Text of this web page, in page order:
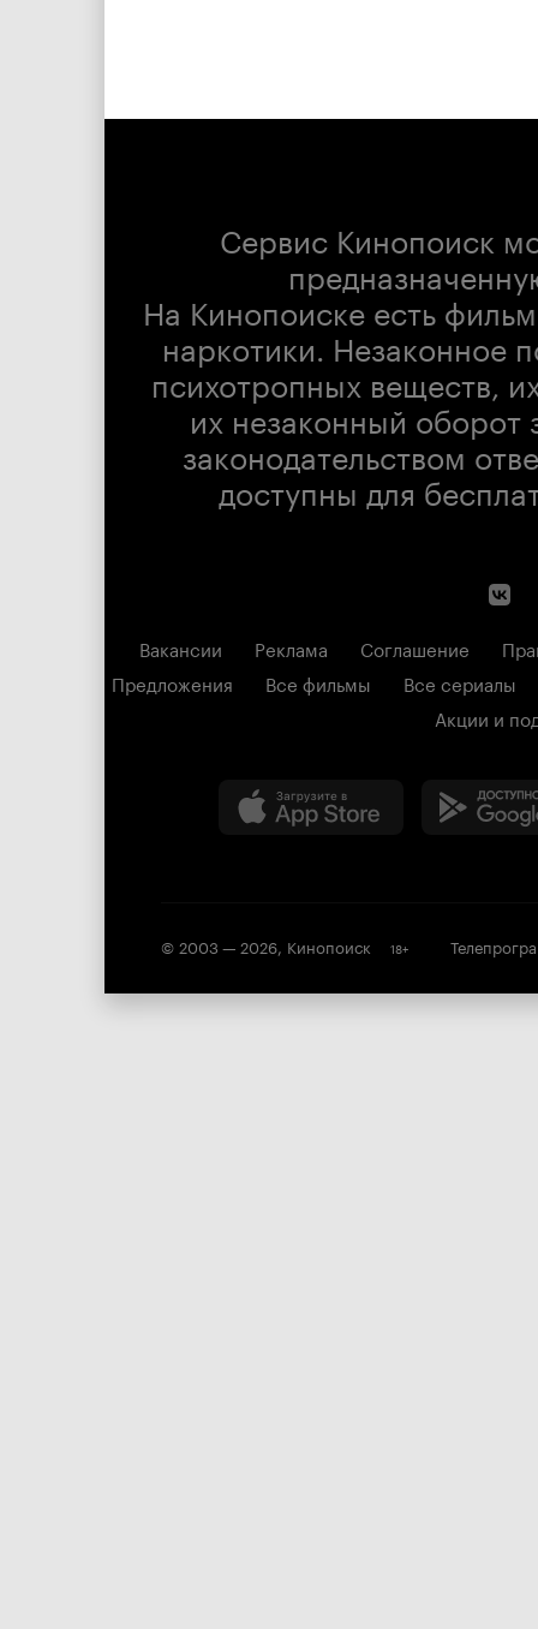
Сервис Кинопоиск
На Кинопоиске есть
наркотики. Незаконное
психотропных веществ,
их незаконный оборот
законодательством
доступны для
Вакансии Реклама Соглашение
Предложения
Все фильмы
Все сериалы
Акции и
© 2003 — 2026, Кинопоиск 18+